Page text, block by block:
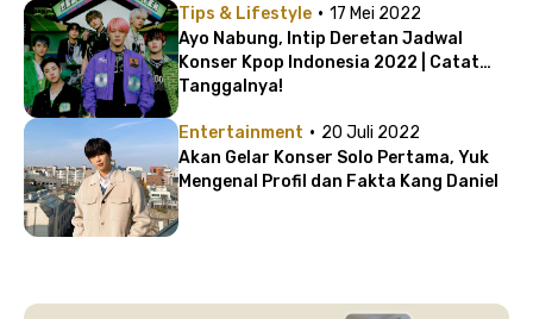
Tips & Lifestyle · 17 Mei 2022
Ayo Nabung, Intip Deretan Jadwal
Konser Kpop Indonesia 2022 | Catat
Tanggalnya!
Entertainment · 20 Juli 2022
Akan Gelar Konser Solo Pertama, Yuk
Mengenal Profil dan Fakta Kang Daniel